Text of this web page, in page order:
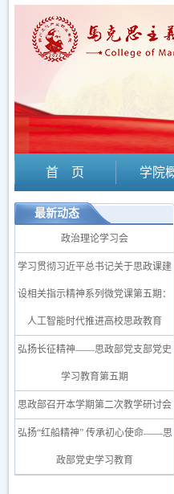
首 页 学院
最新动态
政治理论学习会
学习贯彻习近平总书记关于思政课建
设相关指示精神系列微党课第五期：
人工智能时代推进高校思政教育
弘扬长征精神——思政部党支部党史
学习教育第五期
思政部召开本学期第二次教学研讨会
弘扬“红船精神” 传承初心使命——思
政部党史学习教育